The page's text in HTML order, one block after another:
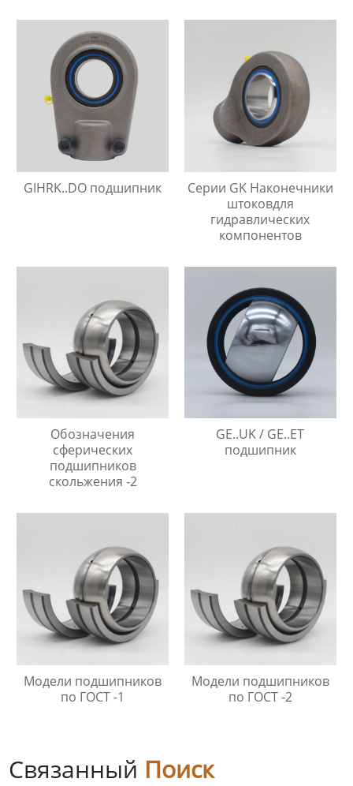
GIHRK..DO подшипник
Серии GK Наконечники
штоковдля
гидравлических
компонентов
Обозначения
сферических
подшипников
скольжения -2
GE..UK / GE..ET
подшипник
Модели подшипников
по ГОСТ -1
Модели подшипников
по ГОСТ -2
Связанный Поиск